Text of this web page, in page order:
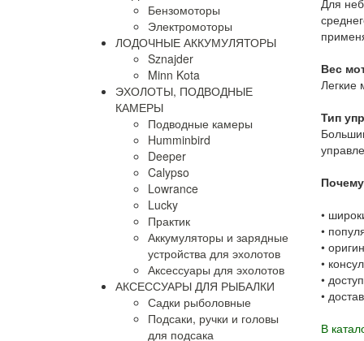
Бензомоторы
Электромоторы
ЛОДОЧНЫЕ АККУМУЛЯТОРЫ
Sznajder
Minn Kota
ЭХОЛОТЫ, ПОДВОДНЫЕ
КАМЕРЫ
Подводные камеры
Humminbird
Deeper
Calypso
Lowrance
Lucky
Практик
Аккумуляторы и зарядные
устройства для эхолотов
Аксессуары для эхолотов
АКСЕССУАРЫ ДЛЯ РЫБАЛКИ
Садки рыболовные
Подсаки, ручки и головы
для подсака
Вес
Легкие
Тип
•
•
•
•
•
•
В